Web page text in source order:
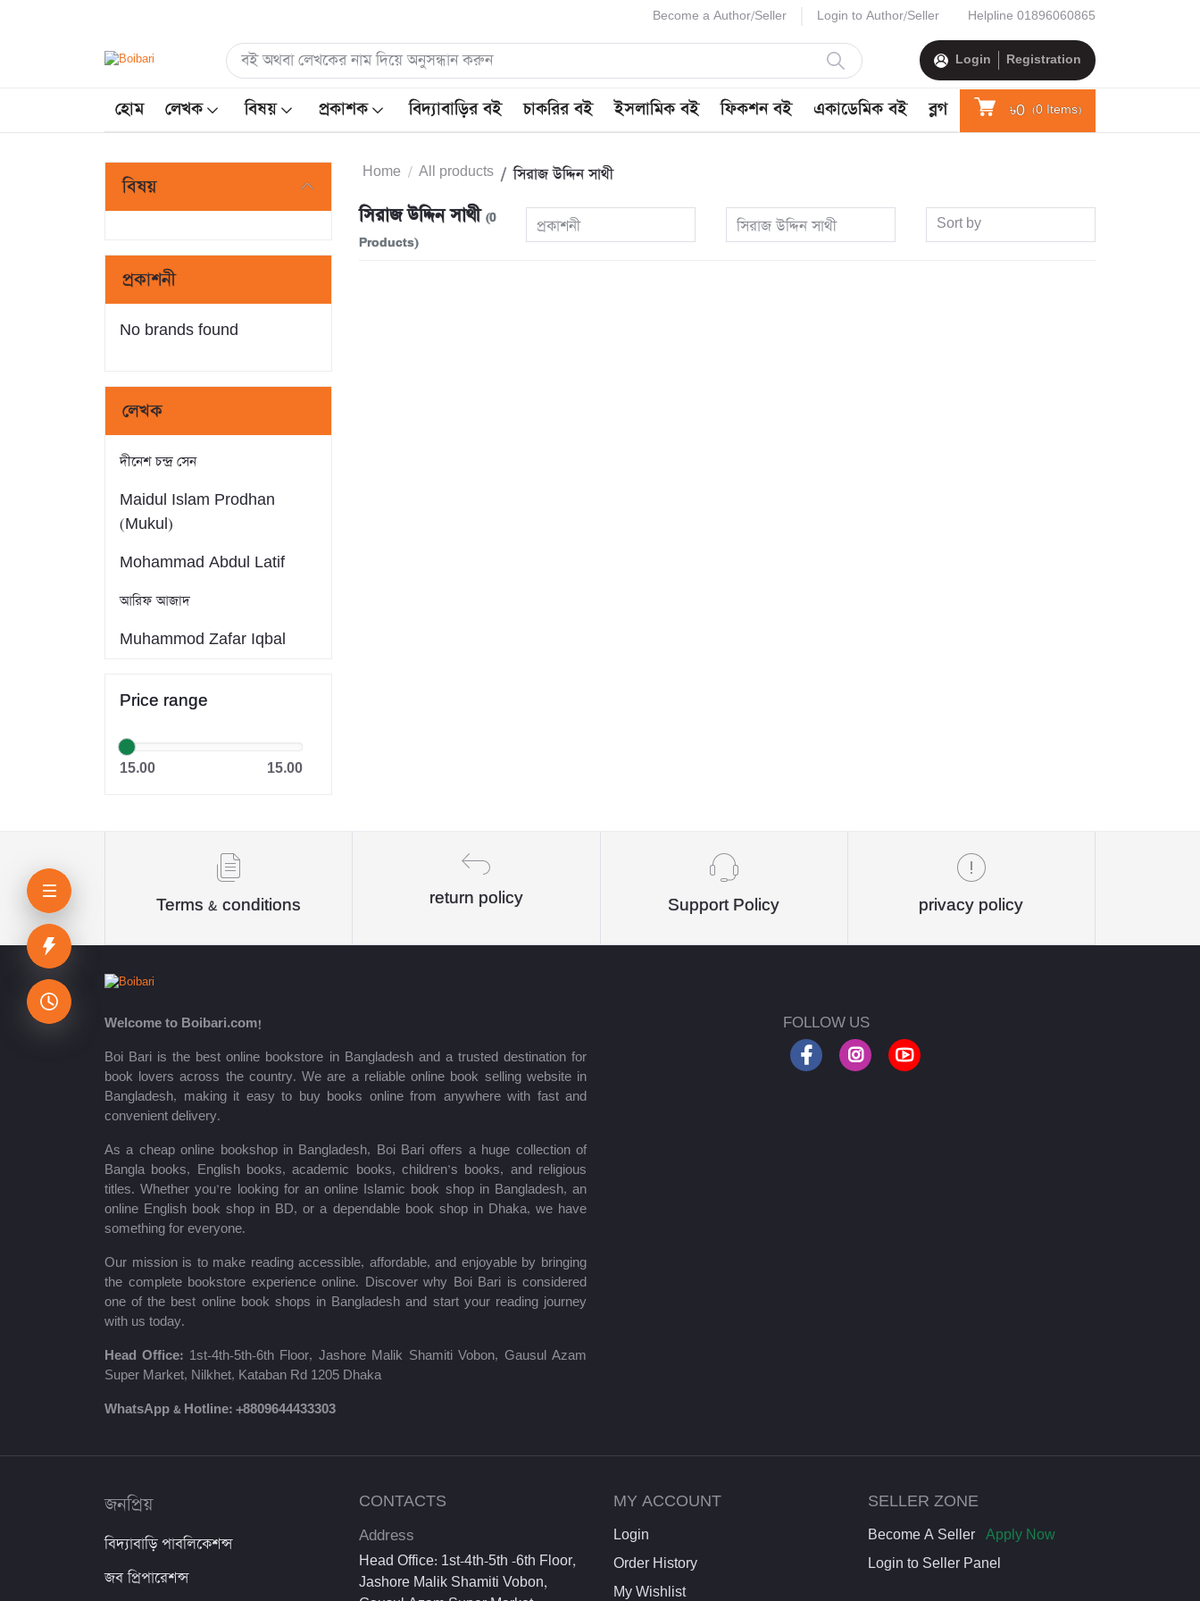
Become a Author/Seller Login to Author/Seller Helpline 01896060865
Login Registration
হোম লেখক বিষয় প্রকাশক বিদ্যাবাড়ির বই চাকরির বই ইসলামিক বই ফিকশন বই একাডেমিক বই ব্লগ ৳0 (0 Items)
বিষয়
প্রকাশনী
No brands found
লেখক
দীনেশ চন্দ্র সেন
Maidul Islam Prodhan
(Mukul)
Mohammad Abdul Latif
আরিফ আজাদ
Muhammod Zafar Iqbal
Dr. Khandaker Abdullah
Jahangir
কিউএনএ পাবলিকেশন্স লেখক পরিষদ
অর্কিড সম্পাদনা পর্ষদ (সম্পাদক)
পাঞ্জেরী সম্পাদনা পর্ষদ
মফিজুল ইসলাম মিলন
রবীন্দ্রনাথ ঠাকুর
মোত্তাসিন পাহলভী
শায়খ আহমাদুল্লাহ
মোঃ খাইরুল আলম
ম্যাক্সিম গোর্কি
মহাদেব সাহা
প্রমথ চৌধুরী
শরৎচন্দ্র চট্টোপাধ্যায়
সলিমুল্লাহ খান
ইউসুফ আল কারজাভি
Price range
15.00 15.00
Home All products সিরাজ উদ্দিন সাথী
সিরাজ উদ্দিন সাথী (0
Products)
প্রকাশনী সিরাজ উদ্দিন সাথী Sort by
Terms & conditions return policy Support Policy privacy policy
Welcome to Boibari.com!
Boi Bari is the best online bookstore in Bangladesh and a trusted destination for
book lovers across the country. We are a reliable online book selling website in
Bangladesh, making it easy to buy books online from anywhere with fast and
convenient delivery.
As a cheap online bookshop in Bangladesh, Boi Bari offers a huge collection of
Bangla books, English books, academic books, children’s books, and religious
titles. Whether you’re looking for an online Islamic book shop in Bangladesh, an
online English book shop in BD, or a dependable book shop in Dhaka, we have
something for everyone.
Our mission is to make reading accessible, affordable, and enjoyable by bringing
the complete bookstore experience online. Discover why Boi Bari is considered
one of the best online book shops in Bangladesh and start your reading journey
with us today.
Head Office: 1st-4th-5th-6th Floor, Jashore Malik Shamiti Vobon, Gausul Azam
Super Market, Nilkhet, Kataban Rd 1205 Dhaka
WhatsApp & Hotline: +8809644433303
FOLLOW US
জনপ্রিয়
বিদ্যাবাড়ি পাবলিকেশন্স
জব প্রিপারেশন্স
CONTACTS
Address
Head Office: 1st-4th-5th -6th Floor,
Jashore Malik Shamiti Vobon,
MY ACCOUNT
Login
Order History
My Wishlist
SELLER ZONE
Become A Seller
Apply Now
Login to Seller Panel